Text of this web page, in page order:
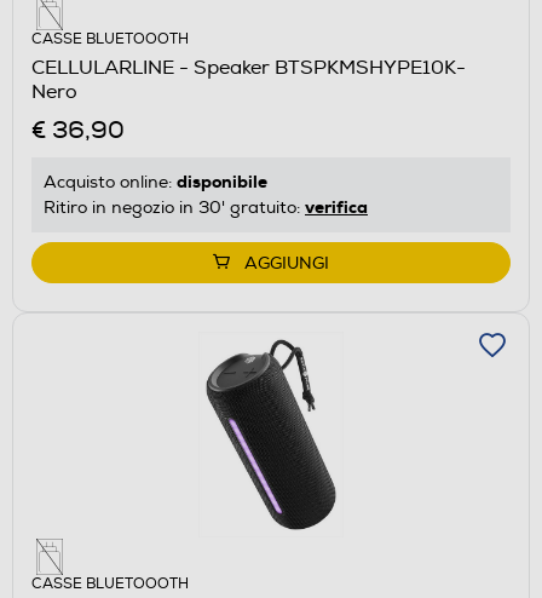
CASSE BLUETOOOTH
CELLULARLINE - Speaker BTSPKMSHYPE10K-
Nero
€ 36,90
Acquisto online: disponibile
Ritiro in negozio in 30' gratuito: verifica
AGGIUNGI
CASSE BLUETOOOTH